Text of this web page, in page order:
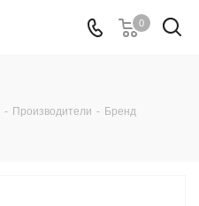
0
- Производители - Бренд